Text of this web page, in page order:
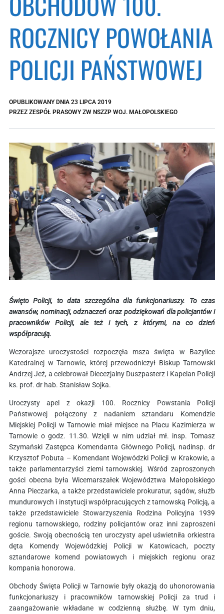
ROCZNICY POWOŁANIA
POLICJI PAŃSTWOWEJ
OPUBLIKOWANY DNIA 23 LIPCA 2019
PRZEZ ZESPÓŁ PRASOWY ZW NSZZP WOJ. MAŁOPOLSKIEGO
Święto Policji, to data szczególna dla funkcjonariuszy. To czas
awansów, nominacji, odznaczeń oraz podziękowań dla policjantów i
pracowników Policji, ale też i tych, z którymi, na co dzień
współpracują.
Wczorajsze uroczystości rozpoczęła msza święta w Bazylice
Katedralnej w Tarnowie, której przewodniczył Biskup Tarnowski
Andrzej Jeż, a celebrował Diecezjalny Duszpasterz i Kapelan Policji
ks. prof. dr hab. Stanisław Sojka.
Uroczysty apel z okazji 100. Rocznicy Powstania Policji
Państwowej połączony z nadaniem sztandaru Komendzie
Miejskiej Policji w Tarnowie miał miejsce na Placu Kazimierza w
Tarnowie o godz. 11.30. Wzięli w nim udział mł. insp. Tomasz
Szymański Zastępca Komendanta Głównego Policji, nadinsp. dr
Krzysztof Pobuta – Komendant Wojewódzki Policji w Krakowie, a
także parlamentarzyści ziemi tarnowskiej. Wśród zaproszonych
gości obecna była Wicemarszałek Województwa Małopolskiego
Anna Pieczarka, a także przedstawiciele prokuratur, sądów, służb
mundurowych i instytucji współpracujących z tarnowską Policją, a
także przedstawiciele Stowarzyszenia Rodzina Policyjna 1939
regionu tarnowskiego, rodziny policjantów oraz inni zaproszeni
goście. Swoją obecnością ten uroczysty apel uświetniła orkiestra
dęta Komendy Wojewódzkiej Policji w Katowicach, poczty
sztandarowe komend powiatowych i miejskich regionu oraz
kompania honorowa.
Obchody Święta Policji w Tarnowie były okazją do uhonorowania
funkcjonariuszy i pracowników tarnowskiej Policji za trud i
zaangażowanie wkładane w codzienną służbę. W tym dniu,